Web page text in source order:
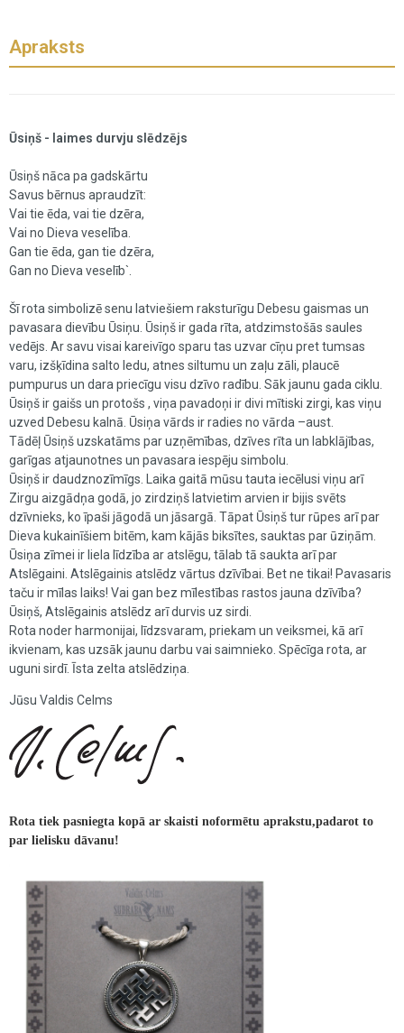
Apraksts
Ūsiņš - laimes durvju slēdzējs
Ūsiņš nāca pa gadskārtu
Savus bērnus apraudzīt:
Vai tie ēda, vai tie dzēra,
Vai no Dieva veselība.
Gan tie ēda, gan tie dzēra,
Gan no Dieva veselīb`.
Šī rota simbolizē senu latviešiem raksturīgu Debesu gaismas un
pavasara dievību Ūsiņu. Ūsiņš ir gada rīta, atdzimstošās saules
vedējs. Ar savu visai kareivīgo sparu tas uzvar cīņu pret tumsas
varu, izšķīdina salto ledu, atnes siltumu un zaļu zāli, plaucē
pumpurus un dara priecīgu visu dzīvo radību. Sāk jaunu gada ciklu.
Ūsiņš ir gaišs un protošs , viņa pavadoņi ir divi mītiski zirgi, kas viņu
uzved Debesu kalnā. Ūsiņa vārds ir radies no vārda –aust.
Tādēļ Ūsiņš uzskatāms par uzņēmības, dzīves rīta un labklājības,
garīgas atjaunotnes un pavasara iespēju simbolu.
Ūsiņš ir daudznozīmīgs. Laika gaitā mūsu tauta iecēlusi viņu arī
Zirgu aizgādņa godā, jo zirdziņš latvietim arvien ir bijis svēts
dzīvnieks, ko īpaši jāgodā un jāsargā. Tāpat Ūsiņš tur rūpes arī par
Dieva kukainīšiem bitēm, kam kājās biksītes, sauktas par ūziņām.
Ūsiņa zīmei ir liela līdzība ar atslēgu, tālab tā saukta arī par
Atslēgaini. Atslēgainis atslēdz vārtus dzīvībai. Bet ne tikai! Pavasaris
taču ir mīlas laiks! Vai gan bez mīlestības rastos jauna dzīvība?
Ūsiņš, Atslēgainis atslēdz arī durvis uz sirdi.
Rota noder harmonijai, līdzsvaram, priekam un veiksmei, kā arī
ikvienam, kas uzsāk jaunu darbu vai saimnieko. Spēcīga rota, ar
uguni sirdī. Īsta zelta atslēdziņa.
Jūsu Valdis Celms
Rota tiek pasniegta kopā ar skaisti noformētu aprakstu,padarot to
par lielisku dāvanu!